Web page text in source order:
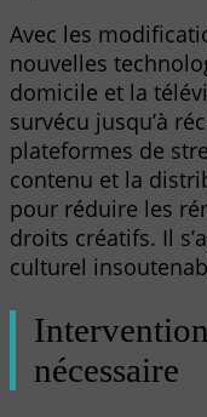
Avec les
nouvelles
domicile et la
survécu jusqu’à
plateformes de
contenu et la
pour réduire les
droits créatifs. Il
culturel
nécessaire